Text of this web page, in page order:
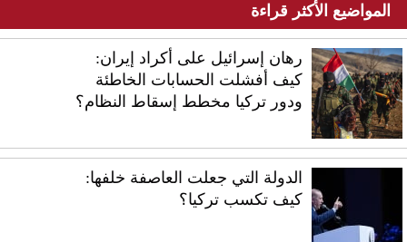
المواضيع الأكثر قراءة
رهان إسرائيل على أكراد إيران:
كيف أفشلت الحسابات الخاطئة
ودور تركيا مخطط إسقاط النظام؟
الدولة التي جعلت العاصفة خلفها:
كيف تكسب تركيا؟